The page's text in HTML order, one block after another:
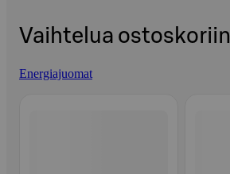
Vaihtelua ostoskoriin
Energiajuomat